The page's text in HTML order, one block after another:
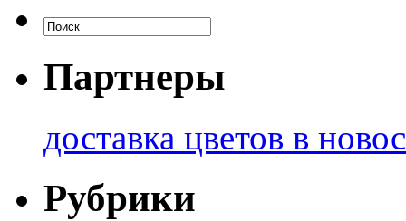
Партнеры
доставка цветов в
Рубрики